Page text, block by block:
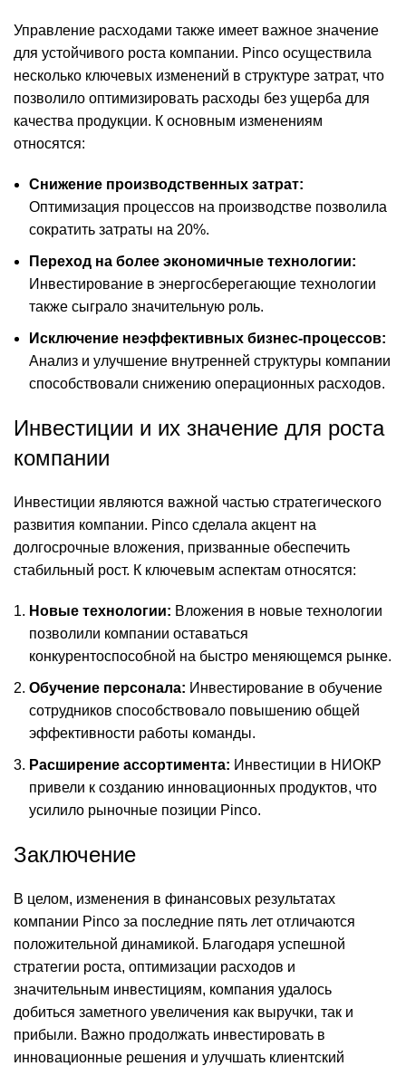
Управление расходами также имеет важное значение
для устойчивого роста компании. Pinco осуществила
несколько ключевых изменений в структуре затрат, что
позволило оптимизировать расходы без ущерба для
качества продукции. К основным изменениям
относятся:
Снижение производственных затрат:
Оптимизация процессов на производстве позволила
сократить затраты на 20%.
Переход на более экономичные технологии:
Инвестирование в энергосберегающие технологии
также сыграло значительную роль.
Исключение неэффективных бизнес-процессов:
Анализ и улучшение внутренней структуры компании
способствовали снижению операционных расходов.
Инвестиции и их значение для роста
компании
Инвестиции являются важной частью стратегического
развития компании. Pinco сделала акцент на
долгосрочные вложения, призванные обеспечить
стабильный рост. К ключевым аспектам относятся:
Новые технологии: Вложения в новые технологии
позволили компании оставаться
конкурентоспособной на быстро меняющемся рынке.
Обучение персонала: Инвестирование в обучение
сотрудников способствовало повышению общей
эффективности работы команды.
Расширение ассортимента: Инвестиции в НИОКР
привели к созданию инновационных продуктов, что
усилило рыночные позиции Pinco.
Заключение
В целом, изменения в финансовых результатах
компании Pinco за последние пять лет отличаются
положительной динамикой. Благодаря успешной
стратегии роста, оптимизации расходов и
значительным инвестициям, компания удалось
добиться заметного увеличения как выручки, так и
прибыли. Важно продолжать инвестировать в
инновационные решения и улучшать клиентский